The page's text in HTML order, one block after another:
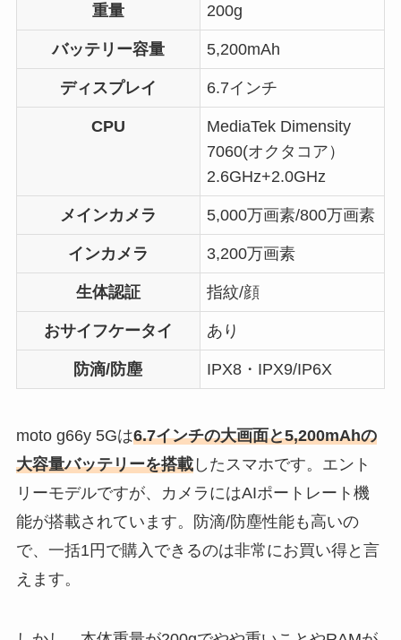
重量 200g
バッテリー容量 5,200mAh
ディスプレイ 6.7インチ
CPU
MediaTek Dimensity
7060(オクタコア）
2.6GHz+2.0GHz
メインカメラ 5,000万画素/800万画素
インカメラ 3,200万画素
生体認証 指紋/顔
おサイフケータイ あり
防滴/防塵 IPX8・IPX9/IP6X
moto g66y 5Gは6.7インチの大画面と5,200mAhの
大容量バッテリーを搭載したスマホです。エント
リーモデルですが、カメラにはAIポートレート機
能が搭載されています。防滴/防塵性能も高いの
で、一括1円で購入できるのは非常にお買い得と言
えます。